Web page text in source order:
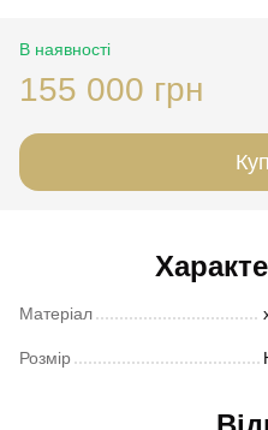
В наявності
155 000 грн
Матеріал
Розмір